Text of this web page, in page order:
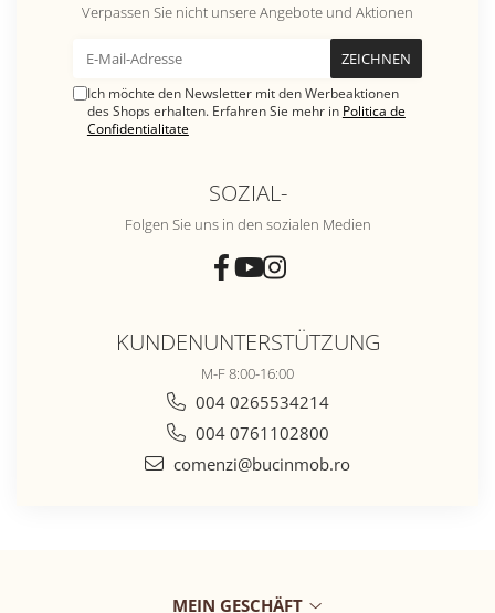
Verpassen Sie nicht unsere Angebote und Aktionen
Ich möchte den Newsletter mit den Werbeaktionen
des Shops erhalten. Erfahren Sie mehr in Politica de
Confidentialitate
SOZIAL-
Folgen Sie uns in den sozialen Medien
KUNDENUNTERSTÜTZUNG
M-F 8:00-16:00
004 0265534214
004 0761102800
comenzi@bucinmob.ro
MEIN GESCHÄFT